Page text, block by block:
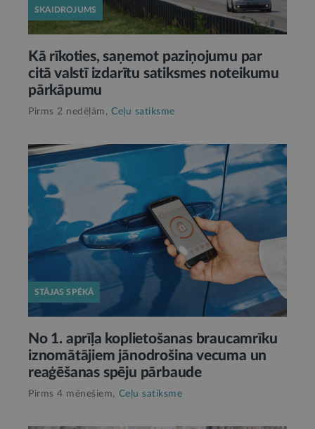
SKAIDROJUMS
Kā rīkoties, saņemot paziņojumu par
citā valstī izdarītu satiksmes noteikumu
pārkāpumu
Pirms 2 nedēļām, Ceļu satiksme
STĀJAS SPĒKĀ
No 1. aprīļa koplietošanas braucamrīku
iznomātājiem jānodrošina vecuma un
reaģēšanas spēju pārbaude
Pirms 4 mēnešiem, Ceļu satiksme